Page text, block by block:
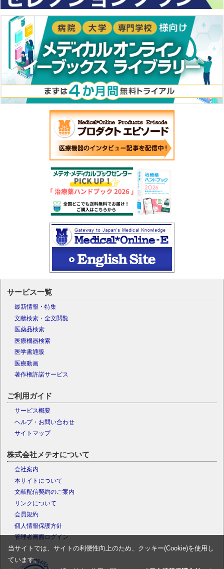
サービス一覧
最新情報・特集
文献検索・全文閲覧
医薬品検索
医療機器検索
医学書通販
医療動画
著作権許諾サービス
ご利用ガイド
サービス概要
ヘルプ・お問い合わせ
サイトマップ
株式会社メテオについて
会社案内
本サイトについて
文献配信契約のご案内
リンクについて
会員規約
個人情報保護方針
管理者画面ログイン
当サイトでは、サイトの利便性向上のため、クッキー(Cookie)を使用し
ています。